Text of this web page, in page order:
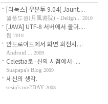
[리눅스] 우분투 9.04( Jaunt....
월풍도원(月風道院) - Deligh... 2010
[JAVA] UTF-8 서버에서 올더....
웹 2010
안드로이드에서 화면 회전시....
Android ... 2009
Celestia로 -신의 시점에서-....
Suapapa's Blog 2009
세신의 생각.
sesin's me2DAY 2008